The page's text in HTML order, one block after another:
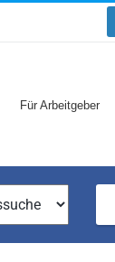
Für Arbeitgeber